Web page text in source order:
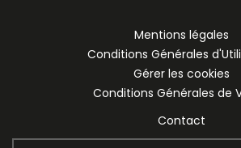
Mentions légales
Conditions Générales
Gérer les cookies
Conditions Générales de
Contact